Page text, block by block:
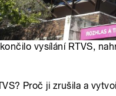
vysílání RTVS,
Proč ji zrušila a